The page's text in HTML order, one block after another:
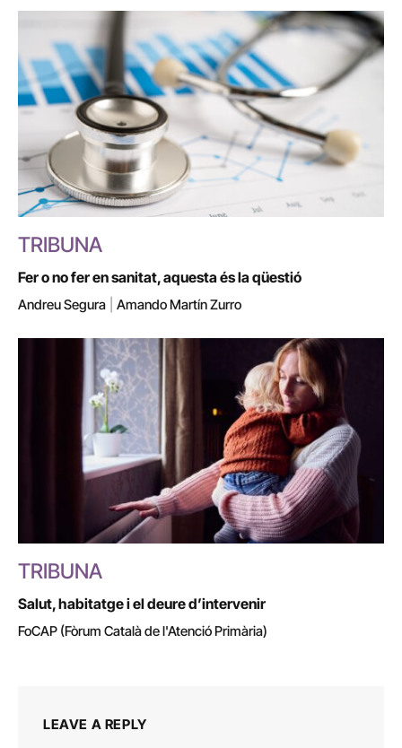
TRIBUNA
Fer o no fer en sanitat, aquesta és la qüestió
Andreu Segura Amando Martín Zurro
TRIBUNA
Salut, habitatge i el deure d’intervenir
FoCAP (Fòrum Català de l'Atenció Primària)
LEAVE A REPLY